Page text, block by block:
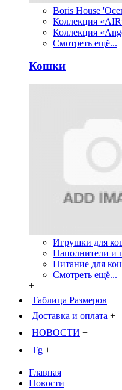
Boris House
Коллекция
Коллекция
Смотреть ещё...
Кошки
Игрушки для
Наполнители и
Питание для
Смотреть ещё...
+
Таблица Размеров +
Доставка и оплата +
НОВОСТИ +
Tg +
Главная
Новости